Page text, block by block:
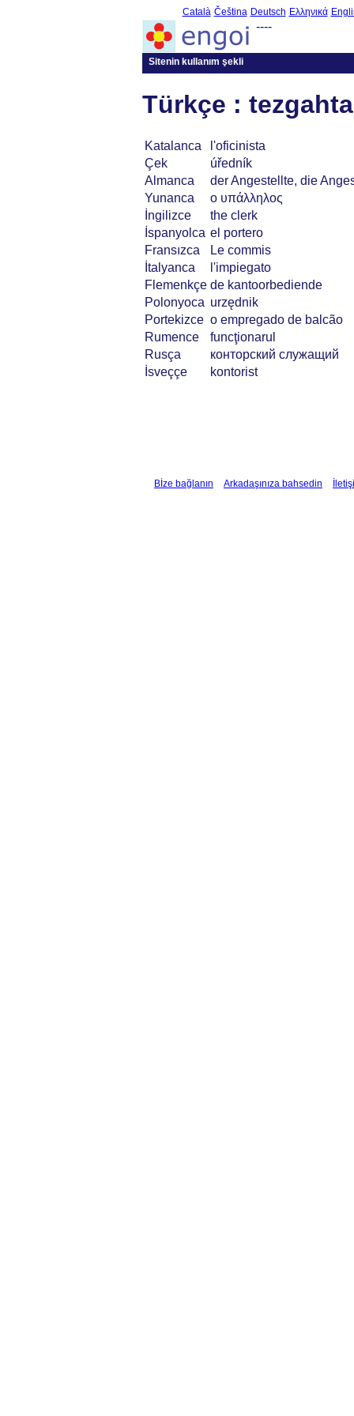
Català Čeština Deutsch Ελληνικά
----
Sitenin kullanım şekli
Türkçe :
Katalanca
l'oficinista
Çek
úředník
Almanca
der Angestellte, die
Yunanca
ο υπάλληλος
İngilizce
the clerk
İspanyolca el portero
Fransızca
Le commis
İtalyanca
l'impiegato
Flemenkçe de kantoorbediende
Polonyoca urzędnik
Portekizce o empregado de balcão
Rumence
funcţionarul
Rusça
конторский служащий
İsveççe
kontorist
Bİze bağlanın Arkadaşınıza bahsedin